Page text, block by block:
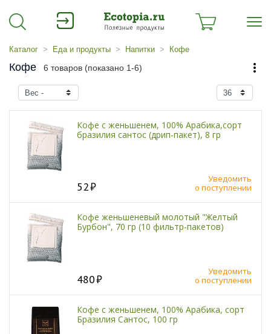
Каталог Еда и продукты Напитки Кофе
Кофе 6 товаров (показано 1-6)
Кофе с женьшенем, 100% Арабика,сорт
бразилия сантос (дрип-пакет), 8 гр
52
Уведомить
о поступлении
Кофе женьшеневый молотый "Желтый
Бурбон", 70 гр (10 фильтр-пакетов)
480
Уведомить
о поступлении
Кофе с женьшенем, 100% Арабика, сорт
Бразилия Сантос, 100 гр